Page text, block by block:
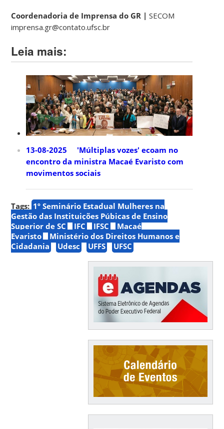
Coordenadoria de Imprensa do GR |SECOM
imprensa.gr@contato.ufsc.br
Leia mais:
13-08-2025 'Múltiplas vozes' ecoam no
encontro da ministra Macaé Evaristo com
movimentos sociais
Tags: 1º Seminário Estadual Mulheres na
Gestão das Instituições Púbicas de Ensino
Superior de SC
IFC IFSC
Macaé
Evaristo
Ministério dos Direitos Humanos e
Cidadania
Udesc UFFS UFSC